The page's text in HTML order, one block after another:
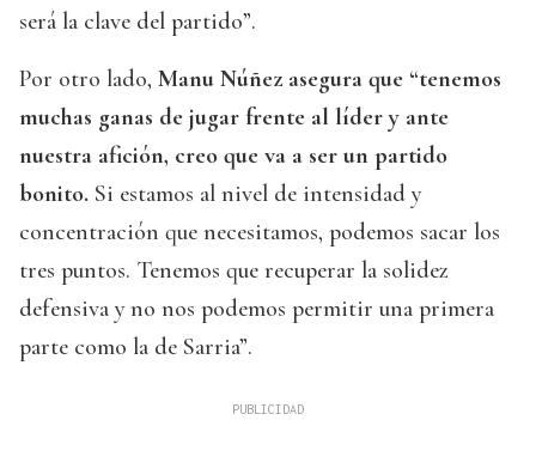
será la clave del partido”.
Por otro lado, Manu Núñez asegura que “tenemos
muchas ganas de jugar frente al líder y ante
nuestra afición, creo que va a ser un partido
bonito. Si estamos al nivel de intensidad y
concentración que necesitamos, podemos sacar los
tres puntos. Tenemos que recuperar la solidez
defensiva y no nos podemos permitir una primera
parte como la de Sarria”.